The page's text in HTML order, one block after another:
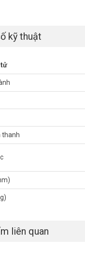
mịn TOA PC-648R với
PC-648R là
loa gắn trần TOA
φ168 × 77 (D) mm cùng
cho tường hoặc trần nhà.
kỹ thuật
tử
thanh
liên quan